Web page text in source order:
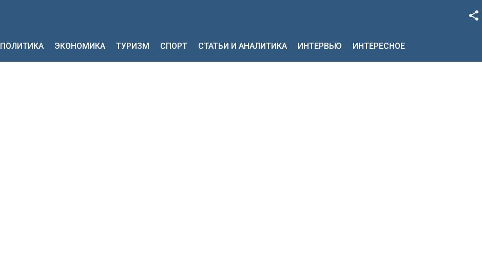
Google+
ПОЛИТИКА ЭКОНОМИКА ТУРИЗМ СПОРТ СТАТЬИ И АНАЛИТИКА ИНТЕРВЬЮ ИНТЕРЕСНОЕ